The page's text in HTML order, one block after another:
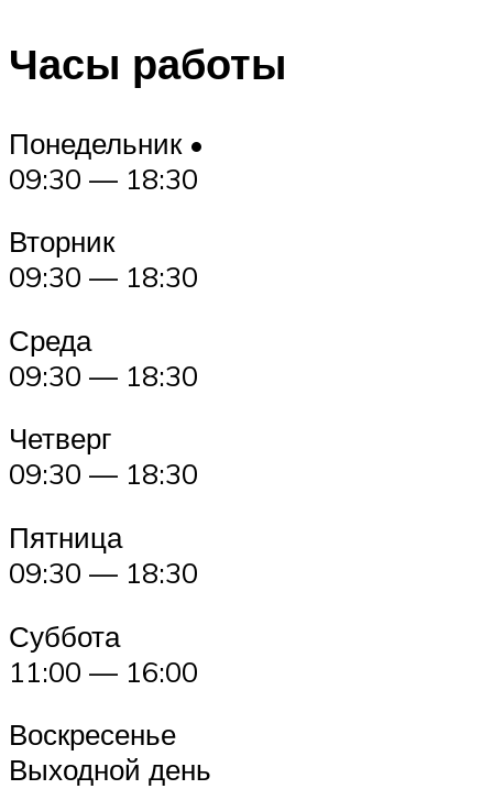
Часы работы
Понедельник •
09:30 — 18:30
Вторник
09:30 — 18:30
Среда
09:30 — 18:30
Четверг
09:30 — 18:30
Пятница
09:30 — 18:30
Суббота
11:00 — 16:00
Воскресенье
Выходной день